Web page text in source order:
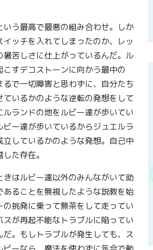
いう最高で最悪の組み合わせ。しか
イッチを入れてしまったのか、レッ
暑苦しさに仕上がっているんだ。ル
こすデコストーンに向かう最中の
るで一切障害と思わずに、自分たち
ているかのような逆転の発想をして
ルランドの地をルビー達が歩いてい
ビー達が歩いているからジュエルラ
立しているかのような発想。自己中
た存在。
きはルビー達以外のみんながいて助
あることを無視したような説教を始
の挑発に乗って無茶をして走ってい
スが再起不能なトラブルに陥ってい
だ。もしトラブルが発生しても、ス